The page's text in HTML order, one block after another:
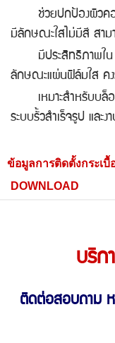
ช่วยปกป้องผิวคอน
มีลักษณะใสไม่มีสี สาม
มีประสิทธิภาพใน ก
ลักษณะแผ่นฟิล์มใส คง
เหมาะสำหรับบล็อก
ระบบรั้วสำเร็จรูป และ
ข้อมูลการติดตั้งกระเบื้
DOWNLOAD
บริก
ติดต่อสอบถาม ห